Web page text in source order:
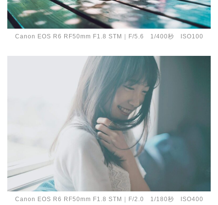
Canon EOS R6 RF50mm F1.8 STM｜F/5.6 1/400秒 ISO100
Canon EOS R6 RF50mm F1.8 STM｜F/2.0 1/180秒 ISO400